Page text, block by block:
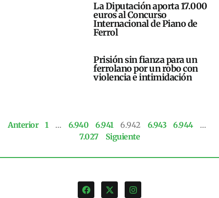
La Diputación aporta 17.000
euros al Concurso
Internacional de Piano de
Ferrol
Prisión sin fianza para un
ferrolano por un robo con
violencia e intimidación
Anterior 1 … 6.940 6.941 6.942 6.943 6.944
…
7.027
Siguiente